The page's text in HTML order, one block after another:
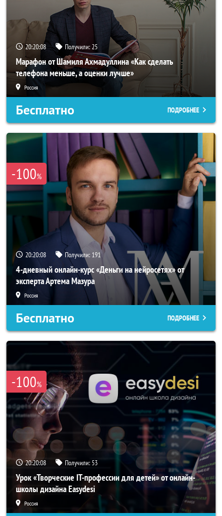
20:20:05 Получили:25
Марафон от Шамиля Ахмадуллина «Как сделать
телефона меньше, а оценки лучше»
Россия
Бесплатно ПОДРОБНЕЕ
-100%
20:20:05 Получили: 191
4-дневный онлайн-курс «Деньги на нейросетях» от
эксперта Артема Мазура
Россия
Бесплатно ПОДРОБНЕЕ
-100%
20:20:05 Получили: 53
Урок «Творческие IT-профессии для детей» от онлайн-
школы дизайна Easydesi
Россия